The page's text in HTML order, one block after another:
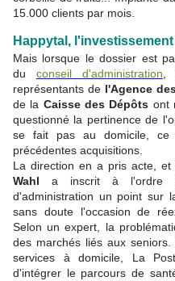
15.000 clients par mois.
Happytal,
Mais lorsque le dossier est
du conseil d'administration
représentants de l'Agence
de la Caisse des Dépôts ont
questionné la pertinence de
se fait pas au domicile,
précédentes acquisitions.
La direction en a pris acte,
Wahl a inscrit à l'ordre
d'administration un point sur
sans doute l'occasion de
Selon un expert, la
des marchés liés aux
services à domicile, La
d'intégrer le parcours de